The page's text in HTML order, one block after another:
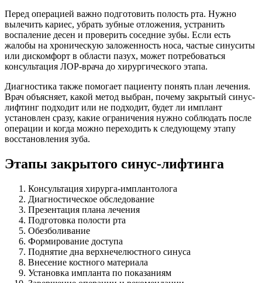
Перед операцией важно подготовить полость рта. Нужно
вылечить кариес, убрать зубные отложения, устранить
воспаление десен и проверить соседние зубы. Если есть
жалобы на хроническую заложенность носа, частые синуситы
или дискомфорт в области пазух, может потребоваться
консультация ЛОР-врача до хирургического этапа.
Диагностика также помогает пациенту понять план лечения.
Врач объясняет, какой метод выбран, почему закрытый синус-
лифтинг подходит или не подходит, будет ли имплант
установлен сразу, какие ограничения нужно соблюдать после
операции и когда можно переходить к следующему этапу
восстановления зуба.
Этапы закрытого синус-лифтинга
Консультация хирурга-имплантолога
Диагностическое обследование
Презентация плана лечения
Подготовка полости рта
Обезболивание
Формирование доступа
Поднятие дна верхнечелюстного синуса
Внесение костного материала
Установка импланта по показаниям